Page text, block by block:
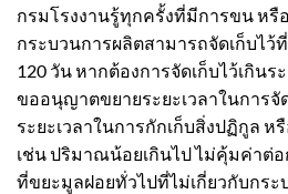
กรมโรงงานรู้ทุกครั้งที่มีการขน หรื
กระบวนการผลิตสามารถจัดเก็บไว้
120 วัน หากต้องการจัดเก็บไว้เกินร
ขออนุญาตขยายระยะเวลาในการจั
ระยะเวลาในการกักเก็บสิ่งปฏิกูล ห
เช่น ปริมาณน้อยเกินไป ไม่คุ้มค่าต่
ที่ขยะมูลฝอยทั่วไปที่ไม่เกี่ยวกับกร